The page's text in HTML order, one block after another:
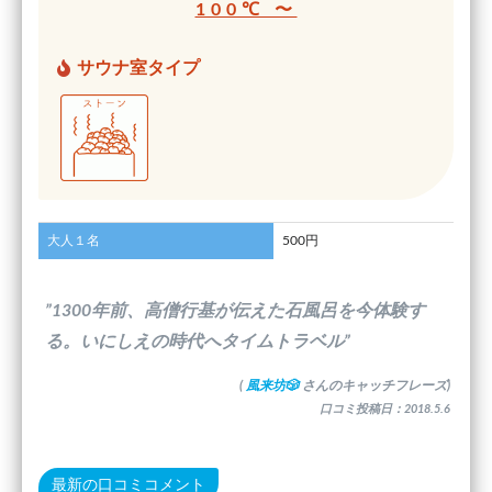
100℃ 〜
サウナ室タイプ
大人１名 500円
”1300年前、高僧行基が伝えた石風呂を今体験す
る。いにしえの時代へタイムトラベル”
( 風来坊🎲 さんのキャッチフレーズ)
口コミ投稿日：2018.5.6
最新の口コミコメント